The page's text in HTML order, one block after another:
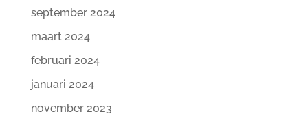
september 2024
maart 2024
februari 2024
januari 2024
november 2023